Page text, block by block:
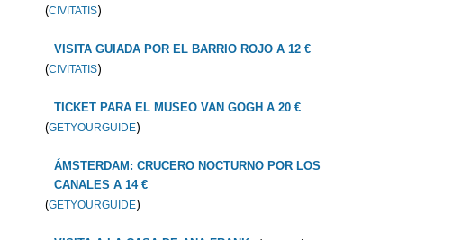
(CIVITATIS)
VISITA GUIADA POR EL BARRIO ROJO A 12 €
(CIVITATIS)
TICKET PARA EL MUSEO VAN GOGH A 20 €
(GETYOURGUIDE)
ÁMSTERDAM: CRUCERO NOCTURNO POR LOS
CANALES A 14 €
(GETYOURGUIDE)